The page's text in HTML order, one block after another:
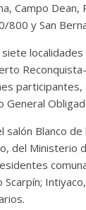
Campo
800 y San
Blanco de
del Ministerio